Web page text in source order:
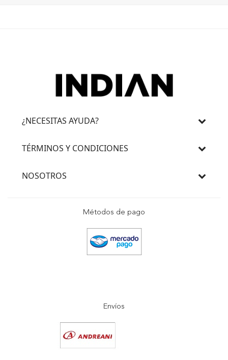
¿NECESITAS AYUDA?
TÉRMINOS Y CONDICIONES
NOSOTROS
Métodos de pago
Envíos